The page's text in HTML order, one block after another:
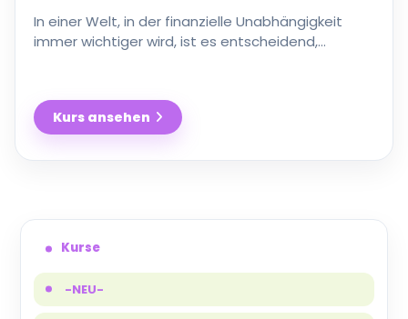
In einer Welt, in der finanzielle Unabhängigkeit
immer wichtiger wird, ist es entscheidend,
Kurs ansehen
Geld,
Finanzen
private
aktiv
Kurse
-NEU-